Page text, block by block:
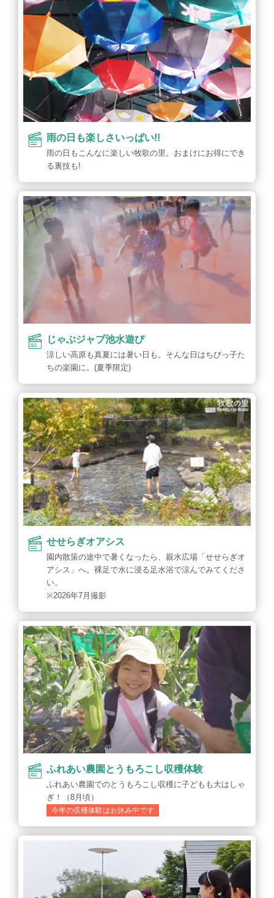
雨の日も楽しさいっぱい!!
雨の日もこんなに楽しい牧歌の里。おまけにお得にでき
る裏技も!
じゃぶジャブ池水遊び
涼しい高原も真夏には暑い日も。そんな日はちびっ子た
ちの楽園に。(夏季限定)
せせらぎオアシス
園内散策の途中で暑くなったら、親水広場「せせらぎオ
アシス」へ。裸足で水に浸る足水浴で涼んでみてくださ
い。
※2026年7月撮影
ふれあい農園とうもろこし収穫体験
ふれあい農園でのとうもろこし収穫に子どもも大はしゃ
ぎ！（8月頃）
今年の収穫体験はお休み中です